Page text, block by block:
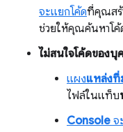
จะแยกโค้ดที่คุณสร้
ช่วยให้คุณค้นหาโค้
ไม่สนใจโค้ดของ
แผงแหล่งที่
ไฟล์ในแท็บ
Console จ